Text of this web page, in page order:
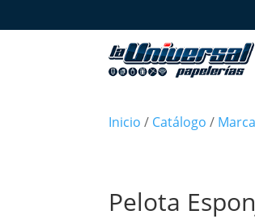
Inicio / Catálogo / Marca
Pelota